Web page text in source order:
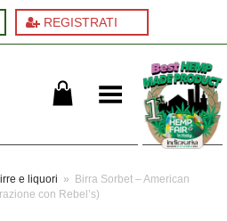
REGISTRATI
Cambia menu
e liquori »
Birra Sorbet – American
con Rebel’s)